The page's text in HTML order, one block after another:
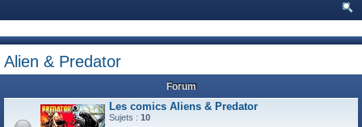
he
Alien & Predator
Forum
Les comics Aliens & Predator
Sujets : 10